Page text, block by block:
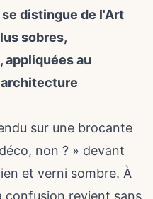
distingue de l'Art
sobres,
au
sur une brocante
non ? » devant
et verni sombre. À
confusion revient sans